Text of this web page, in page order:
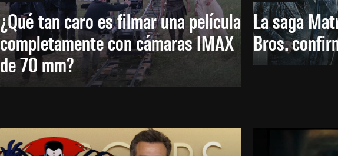
¿Qué tan caro es filmar una película
completamente con cámaras IMAX
de 70 mm?
La saga
Bros.